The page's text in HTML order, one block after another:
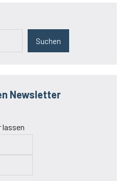
Suchen
Newsletter
lassen